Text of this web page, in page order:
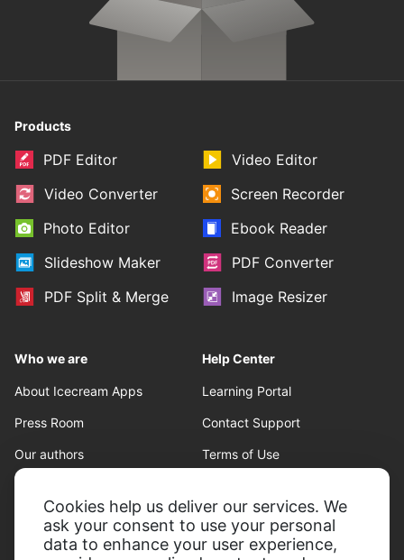
Cookies help us deliver our services. We
ask your consent to use your personal
data to enhance your user experience,
Products
PDF Editor
Video Editor
Video Converter
Screen Recorder
Photo Editor
Ebook Reader
Slideshow Maker
PDF Converter
PDF Split & Merge
Image Resizer
Who we are
About Icecream Apps
Press Room
Our authors
Help Center
Learning Portal
Contact Support
Terms of Use
Privacy Policy